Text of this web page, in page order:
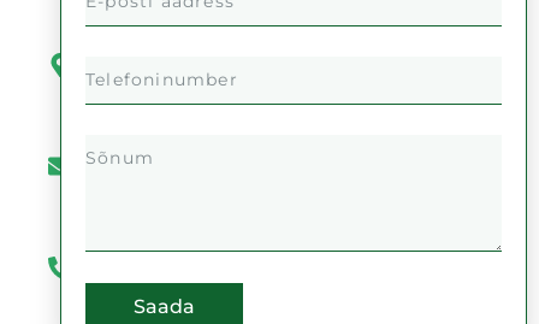
Kaupmehe
50104
Tartu
info@auricu.ee
51
992
Saada